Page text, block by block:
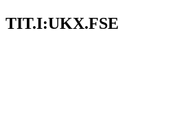
TIT.I:UKX.FSE